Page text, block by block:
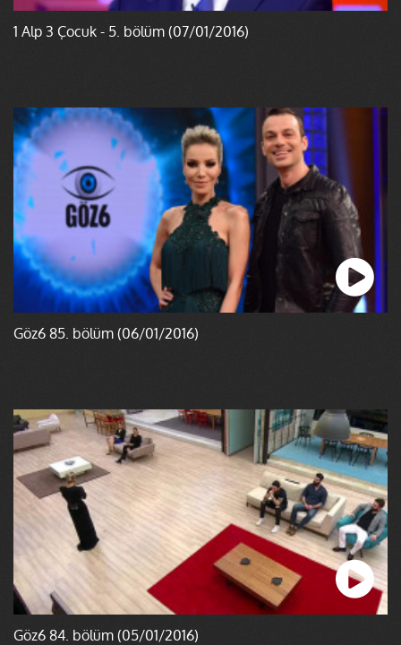
1 Alp 3 Çocuk - 5. bölüm (07/01/2016)
Göz6 85. bölüm (06/01/2016)
Göz6 84. bölüm (05/01/2016)